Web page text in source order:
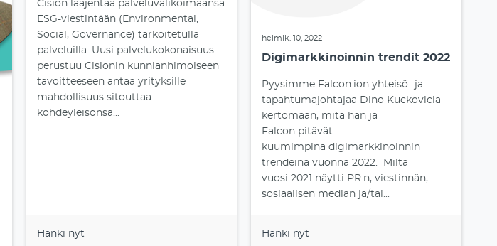
Cision laajentaa palveluvalikoimaansa
ESG-viestintään (Environmental,
Social, Governance) tarkoitetulla
palveluilla. Uusi palvelukokonaisuus
perustuu Cisionin kunnianhimoiseen
tavoitteeseen antaa yrityksille
mahdollisuus sitouttaa
kohdeyleisönsä...
Hanki nyt
helmik. 10, 2022
Digimarkkinoinnin trendit 2022
Pyysimme Falcon.ion yhteisö- ja
tapahtumajohtajaa Dino Kuckovicia
kertomaan, mitä hän ja
Falcon pitävät
kuumimpina digimarkkinoinnin
trendeinä vuonna 2022. Miltä
vuosi 2021 näytti PR:n, viestinnän,
sosiaalisen median ja/tai...
Hanki nyt